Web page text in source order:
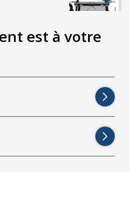
est à votre